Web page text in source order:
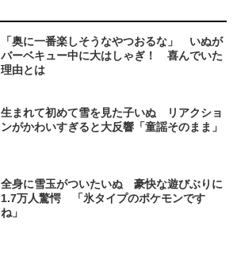
「奥に一番楽しそうなやつおるな」 いぬが
バーベキュー中に大はしゃぎ！ 喜んでいた
理由とは
生まれて初めて雪を見た子いぬ リアクショ
ンがかわいすぎると大反響「童謡そのまま」
全身に雪玉がついたいぬ 豪快な遊びぶりに
1.7万人驚愕 「氷タイプのポケモンです
ね」